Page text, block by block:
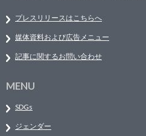
プレスリリースはこちらへ
媒体資料および広告メニュー
記事に関するお問い合わせ
MENU
SDGs
ジェンダー